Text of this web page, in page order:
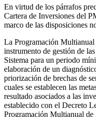
En virtud de los párrafos
Cartera de Inversiones del
marco de las disposiciones
La Programación
instrumento de gestión de
Sistema para un periodo
elaboración de un
priorización de brechas de
cuales se establecen las
resultado asociados a las
establecido con el Decreto
Programación Multianual de